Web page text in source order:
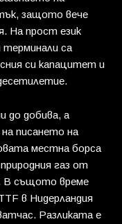
защото вече
На прост език
терминали са
си капацитет и
до добива, а
писането на
местна борса
газ от
В същото време
в Нидерландия
Разликата е